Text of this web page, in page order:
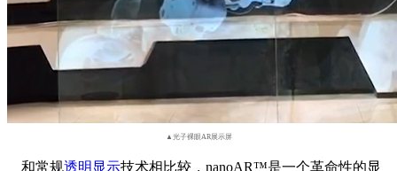
▲光子裸眼AR展示屏
和常规透明显示技术相比较，nanoAR™是一个革命性的显